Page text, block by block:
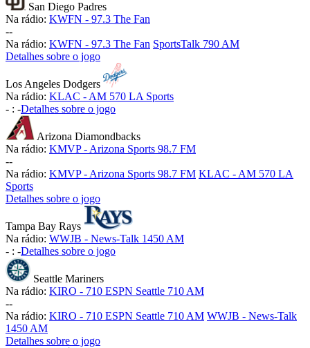
San Diego Padres
Na rádio: KWFN - 97.3 The Fan
--
Na rádio: KWFN - 97.3 The Fan SportsTalk 790 AM
Detalhes sobre o jogo
Los Angeles Dodgers
Na rádio: KLAC - AM 570 LA Sports
- : -Detalhes sobre o jogo
Arizona Diamondbacks
Na rádio: KMVP - Arizona Sports 98.7 FM
--
Na rádio: KMVP - Arizona Sports 98.7 FM KLAC - AM 570 LA
Sports
Detalhes sobre o jogo
Tampa Bay Rays
Na rádio: WWJB - News-Talk 1450 AM
- : -Detalhes sobre o jogo
Seattle Mariners
Na rádio: KIRO - 710 ESPN Seattle 710 AM
--
Na rádio: KIRO - 710 ESPN Seattle 710 AM WWJB - News-Talk
1450 AM
Detalhes sobre o jogo